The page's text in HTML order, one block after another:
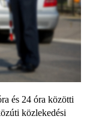
és 24 óra közötti
közlekedési